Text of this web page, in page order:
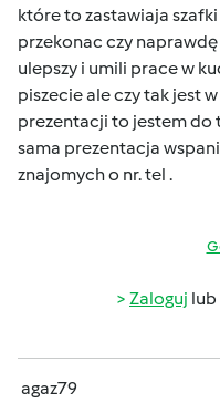
które to zastawiaja
przekonac czy
ulepszy i umili prace w
piszecie ale czy tak jest
prezentacji to jestem do
sama prezentacja
znajomych o nr. tel .
Zaloguj lub
agaz79